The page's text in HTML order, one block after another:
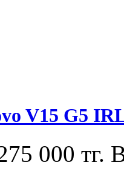
V15 G5
000 тг.